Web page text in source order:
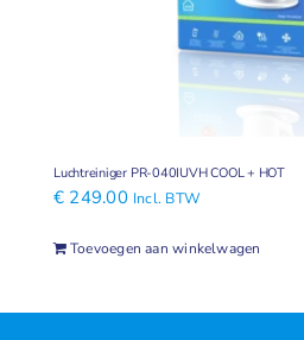
Luchtreiniger PR-040IUVH COOL + HOT
€ 249.00 Incl. BTW
Toevoegen aan winkelwagen